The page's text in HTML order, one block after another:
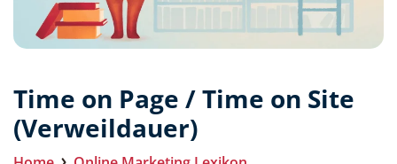
Time on Page / Time on Site
(Verweildauer)